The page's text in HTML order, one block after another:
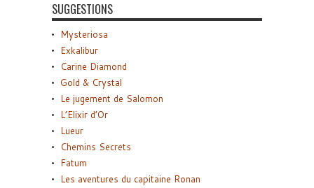
SUGGESTIONS
Mysteriosa
Exkalibur
Carine Diamond
Gold & Crystal
Le jugement de Salomon
L’Elixir d’Or
Lueur
Chemins Secrets
Fatum
Les aventures du capitaine Ronan